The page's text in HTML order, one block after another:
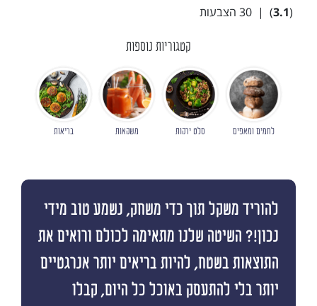
(
3.1
)
|
30 הצבעות
קטגוריות נוספות
לחמים ומאפים סלט ירקות משקאות בריאות
להוריד משקל תוך כדי משחק, נשמע טוב מידי
נכון!? השיטה שלנו מתאימה לכולם ורואים את
התוצאות בשטח, להיות בריאים יותר אנרגטיים
יותר בלי להתעסק באוכל כל היום, קבלו